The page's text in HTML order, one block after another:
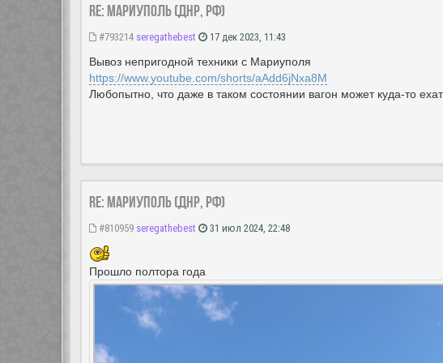
Re: Мариуполь (ДНР, РФ)
#793214 seregathebest 17 дек 2023, 11:43
Вывоз непригодной техники с Мариуполя
https://www.youtube.com/shorts/aAdd6jNxa8M
Любопытно, что даже в таком состоянии вагон может куда-то
Re: Мариуполь (ДНР, РФ)
#810959 seregathebest 31 июл 2024, 22:48
Прошло полтора года